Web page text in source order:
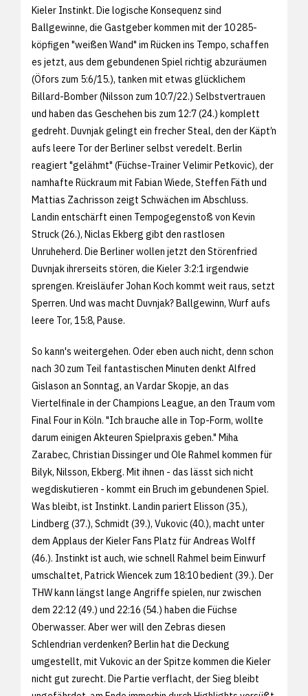
Kieler Instinkt. Die logische Konsequenz sind
Ballgewinne, die Gastgeber kommen mit der 10 285-
köpfigen "weißen Wand" im Rücken ins Tempo, schaffen
es jetzt, aus dem gebundenen Spiel richtig abzuräumen
(Öfors zum 5:6/15.), tanken mit etwas glücklichem
Billard-Bomber (Nilsson zum 10:7/22.) Selbstvertrauen
und haben das Geschehen bis zum 12:7 (24.) komplett
gedreht. Duvnjak gelingt ein frecher Steal, den der Käpt’n
aufs leere Tor der Berliner selbst veredelt. Berlin
reagiert "gelähmt" (Füchse-Trainer Velimir Petkovic), der
namhafte Rückraum mit Fabian Wiede, Steffen Fäth und
Mattias Zachrisson zeigt Schwächen im Abschluss.
Landin entschärft einen Tempogegenstoß von Kevin
Struck (26.), Niclas Ekberg gibt den rastlosen
Unruheherd. Die Berliner wollen jetzt den Störenfried
Duvnjak ihrerseits stören, die Kieler 3:2:1 irgendwie
sprengen. Kreisläufer Johan Koch kommt weit raus, setzt
Sperren. Und was macht Duvnjak? Ballgewinn, Wurf aufs
leere Tor, 15:8, Pause.
So kann's weitergehen. Oder eben auch nicht, denn schon
nach 30 zum Teil fantastischen Minuten denkt Alfred
Gislason an Sonntag, an Vardar Skopje, an das
Viertelfinale in der Champions League, an den Traum vom
Final Four in Köln. "Ich brauche alle in Top-Form, wollte
darum einigen Akteuren Spielpraxis geben." Miha
Zarabec, Christian Dissinger und Ole Rahmel kommen für
Bilyk, Nilsson, Ekberg. Mit ihnen - das lässt sich nicht
wegdiskutieren - kommt ein Bruch im gebundenen Spiel.
Was bleibt, ist Instinkt. Landin pariert Elisson (35.),
Lindberg (37.), Schmidt (39.), Vukovic (40.), macht unter
dem Applaus der Kieler Fans Platz für Andreas Wolff
(46.). Instinkt ist auch, wie schnell Rahmel beim Einwurf
umschaltet, Patrick Wiencek zum 18:10 bedient (39.). Der
THW kann längst lange Angriffe spielen, nur zwischen
dem 22:12 (49.) und 22:16 (54.) haben die Füchse
Oberwasser. Aber wer will den Zebras diesen
Schlendrian verdenken? Berlin hat die Deckung
umgestellt, mit Vukovic an der Spitze kommen die Kieler
nicht gut zurecht. Die Partie verflacht, der Sieg bleibt